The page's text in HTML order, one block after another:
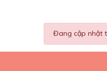
Đang cập nhật